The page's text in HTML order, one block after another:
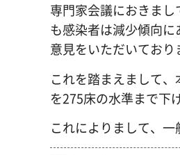
専門家会議におきま
も感染者は減少傾向
意見をいただいており
これを踏まえまして
を275床の水準まで下
これによりまして、